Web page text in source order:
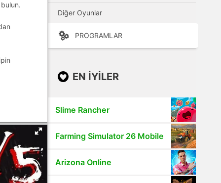
Diğer Oyunlar
PROGRAMLAR
EN IYILER
Slime Rancher
Farming Simulator 26 Mobile
Arizona Online